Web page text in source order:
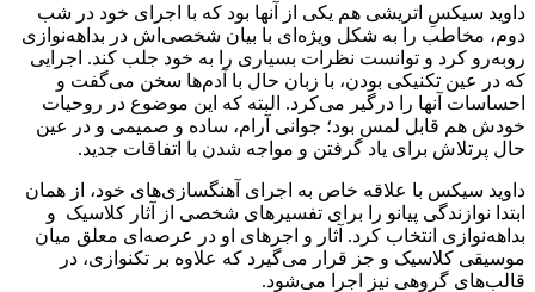
داوید سیکسِ اتریشی هم یکی از آنها بود که با اجرای خود در شب
دوم، مخاطب را به شکل ویژه‌ای با بیان شخصی‌اش در بداهه‌نوازی
روبه‌رو کرد و توانست نظرات بسیاری را به خود جلب کند. اجرایی
که در عین تکنیکی بودن، با زبان حال با آدم‌ها سخن می‌گفت و
احساسات آنها را درگیر می‌کرد. البته که این موضوع در روحیات
خودش هم قابل لمس بود؛ جوانی آرام، ساده و صمیمی و در عین
حال پرتلاش برای یاد گرفتن و مواجه شدن با اتفاقات جدید.
داوید سیکس با علاقه خاص به اجرای آهنگسازی‌های خود، از همان
ابتدا نوازندگی پیانو را برای تفسیرهای شخصی از آثار کلاسیک و
بداهه‌نوازی انتخاب کرد. آثار و اجرهای او در عرصه‌ای معلق میان
موسیقی کلاسیک و جز قرار می‌گیرد که علاوه بر تکنوازی، در
قالب‌های گروهی نیز اجرا می‌شود.